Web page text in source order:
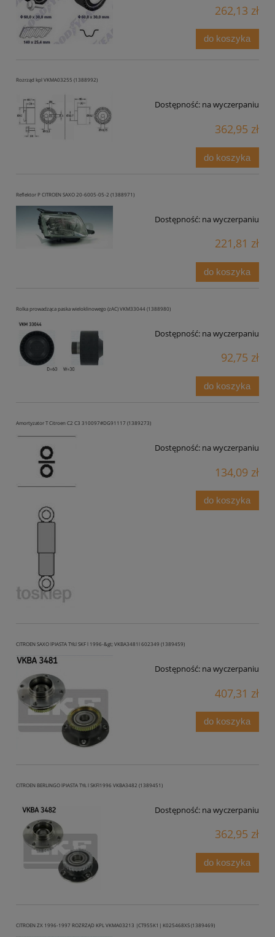
262,13 zł
do koszyka
Rozrząd kpl VKMA03255 (1388992)
Dostępność: na wyczerpaniu
362,95 zł
do koszyka
Reflektor P CITROEN SAXO 20-6005-05-2 (1388971)
Dostępność: na wyczerpaniu
221,81 zł
do koszyka
Rolka prowadząca paska wieloklinowego (zAC) VKM33044 (1388980)
Dostępność: na wyczerpaniu
92,75 zł
do koszyka
Amortyzator T Citroen C2 C3 310097#DG91117 (1389273)
Dostępność: na wyczerpaniu
134,09 zł
do koszyka
CITROEN SAXO lPIASTA TYŁl SKF l 1996-&gt; VKBA3481l 602349 (1389459)
Dostępność: na wyczerpaniu
407,31 zł
do koszyka
CITROEN BERLINGO lPIASTA TYŁ l SKFl1996 VKBA3482 (1389451)
Dostępność: na wyczerpaniu
362,95 zł
do koszyka
CITROEN ZX 1996-1997 ROZRZĄD KPL VKMA03213 |CT955K1| K025468XS (1389469)